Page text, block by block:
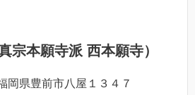
宗本願寺派 西本願寺）
岡県豊前市八屋１３４７